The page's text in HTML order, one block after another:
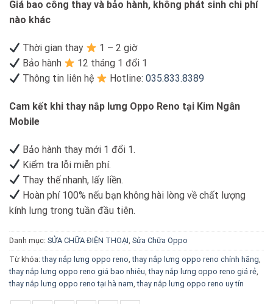
Giá bao công thay và bảo hành, không phát sinh chi phí
nào khác
Thời gian thay
1 – 2 giờ
Bảo hành
12 tháng 1 đổi 1
Thông tin liên hệ
Hotline:035.833.8389
Cam kết khi thay nắp lưng Oppo Reno tại Kim Ngân
Mobile
Bảo hành thay mới 1 đổi 1.
Kiểm tra lỗi miễn phí.
Thay thế nhanh, lấy liền.
Hoàn phí 100% nếu bạn không hài lòng về chất lượng
kính lưng trong tuần đầu tiên.
Danh mục: SỬA CHỮA ĐIỆN THOẠI Sửa Chữa Oppo
Từ khóa:thay nắp lưng oppo reno ,thay nắp lưng oppo reno chính hãng
thay nắp lưng oppo reno giá bao nhiêu ,thay nắp lưng oppo reno giá rẻ
thay nắp lưng oppo reno tại hà nam ,thay nắp lưng oppo reno uy tín